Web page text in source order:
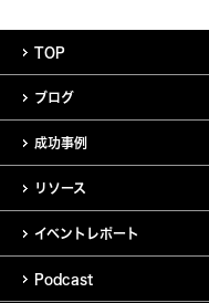
TOP
ブログ
成功事例
リソース
イベントレポート
Podcast